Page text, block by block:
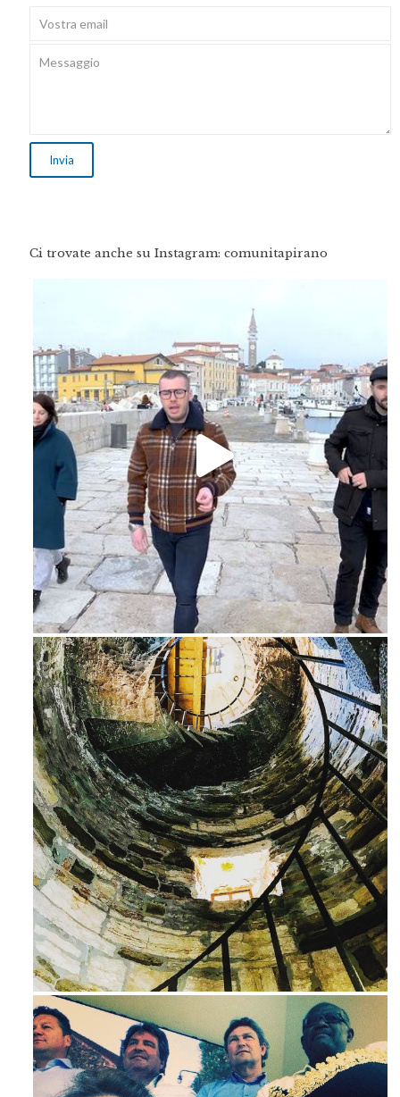
Ci trovate anche su Instagram: comunitapirano
Feb 16
Ago 3